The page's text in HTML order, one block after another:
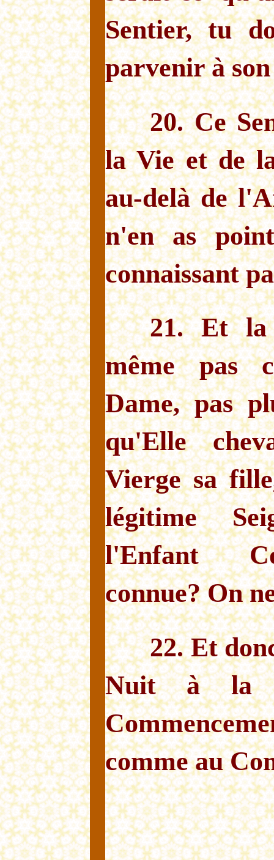
Sentier, tu
parvenir à
20. Ce
la Vie et de
au-delà de
n'en as
connaissant
21. Et
même pas
Dame, pas
qu'Elle
Vierge sa
légitime
l'Enfant
connue? On
22. Et
Nuit à la
comme au